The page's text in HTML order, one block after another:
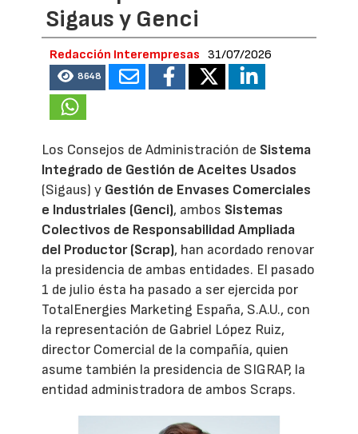
Sigaus y Genci
Redacción Interempresas 31/07/2026
8648
Los Consejos de Administración de Sistema
Integrado de Gestión de Aceites Usados
(Sigaus) y Gestión de Envases Comerciales
e Industriales (Genci), ambos Sistemas
Colectivos de Responsabilidad Ampliada
del Productor (Scrap), han acordado renovar
la presidencia de ambas entidades. El pasado
1 de julio ésta ha pasado a ser ejercida por
TotalEnergies Marketing España, S.A.U., con
la representación de Gabriel López Ruiz,
director Comercial de la compañía, quien
asume también la presidencia de SIGRAP, la
entidad administradora de ambos Scraps.